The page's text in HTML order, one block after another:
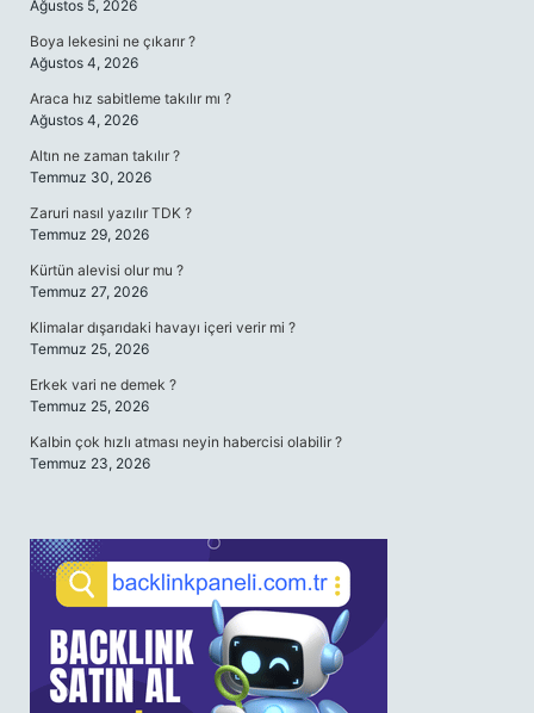
Ağustos 5, 2026
Boya lekesini ne çıkarır ?
Ağustos 4, 2026
Araca hız sabitleme takılır mı ?
Ağustos 4, 2026
Altın ne zaman takılır ?
Temmuz 30, 2026
Zaruri nasıl yazılır TDK ?
Temmuz 29, 2026
Kürtün alevisi olur mu ?
Temmuz 27, 2026
Klimalar dışarıdaki havayı içeri verir mi ?
Temmuz 25, 2026
Erkek vari ne demek ?
Temmuz 25, 2026
Kalbin çok hızlı atması neyin habercisi olabilir ?
Temmuz 23, 2026